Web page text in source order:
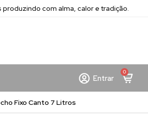
produzindo com alma, calor e tradição.
Entrar
0
Fixo Canto 7 Litros